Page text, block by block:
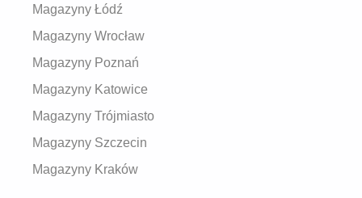
Magazyny Łódź
Magazyny Wrocław
Magazyny Poznań
Magazyny Katowice
Magazyny Trójmiasto
Magazyny Szczecin
Magazyny Kraków